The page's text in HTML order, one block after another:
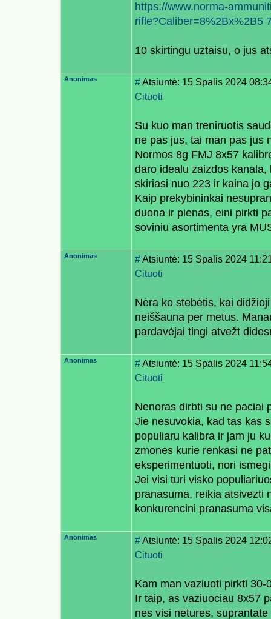
https://www.norma-
rifle?Caliber=8%2Bx%2B5
10 skirtingu uztaisu, o jus
Anonimas #Atsiuntė: 15 Spalis 2024
Cituoti
Su kuo man treniruotis
ne pas jus, tai man pas jus
Normos 8g FMJ 8x57
daro idealu zaizdos
skiriasi nuo 223 ir kaina jo
Kaip prekybininkai
duona ir pienas, eini pirkti
soviniu asortimenta yra
Anonimas #Atsiuntė: 15 Spalis 2024
Cituoti
Nėra ko stebėtis, kai
neiššauna per metus.
pardavėjai tingi atvežt
Anonimas #Atsiuntė: 15 Spalis 2024
Cituoti
Nenoras dirbti su ne paciai
Jie nesuvokia, kad tas kas
populiaru kalibra ir jam ju
zmones kurie renkasi ne
eksperimentuoti, nori
Jei visi turi visko
pranasuma, reikia atsivezti
konkurencini pranasuma
Anonimas #Atsiuntė: 15 Spalis 2024
Cituoti
Kam man vaziuoti pirkti
Ir taip, as vaziuociau 8x57
nes visi netures,